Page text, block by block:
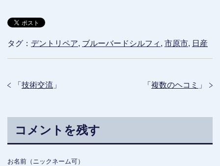
タグ： デントリペア, ブルーバードシルフィ , 市原市, 日産
「 複数のヘコミ 」
「 技術交流 」
コメントを残す
お名前（ニックネーム可）